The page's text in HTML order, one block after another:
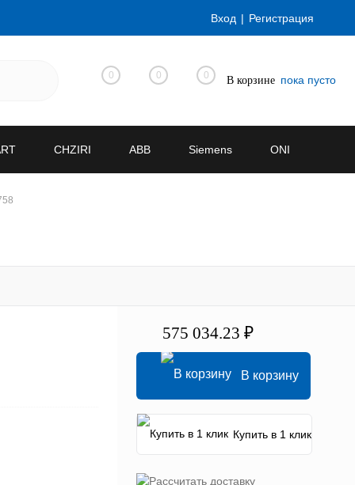
Вход Регистрация
0 0 0 В корзине пока пусто
CHZIRI ABB Siemens ONI
575 034.23 ₽
В корзину
Купить в 1 клик